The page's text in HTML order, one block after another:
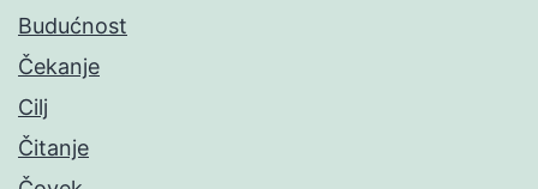
Budućnost
Čekanje
Cilj
Čitanje